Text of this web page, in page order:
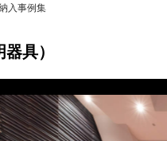
入事例集
器具）